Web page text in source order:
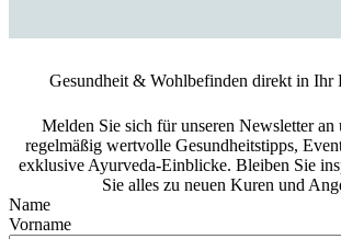
Gesundheit & Wohlbefinden direkt in Ihr
Melden Sie sich für unseren Newsletter an
regelmäßig wertvolle Gesundheitstipps,
exklusive Ayurveda-Einblicke. Bleiben Sie
Sie alles zu neuen Kuren und
Name
Vorname